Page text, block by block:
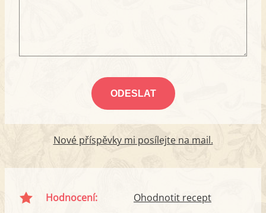
Nové příspěvky mi posílejte na mail.
Hodnocení: Ohodnotit recept